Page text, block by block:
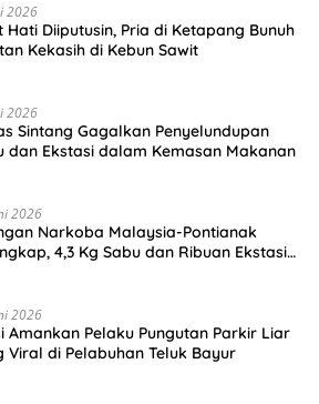
2026
Hati Diiputusin, Pria di Ketapang Bunuh
Kekasih di Kebun Sawit
2026
Sintang Gagalkan Penyelundupan
dan Ekstasi dalam Kemasan Makanan
2026
Narkoba Malaysia-Pontianak
4,3 Kg Sabu dan Ribuan Ekstasi
2026
Amankan Pelaku Pungutan Parkir Liar
Viral di Pelabuhan Teluk Bayur